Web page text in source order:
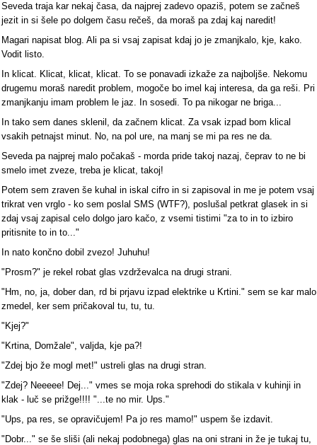
Seveda traja kar nekaj časa, da najprej zadevo opaziš, potem se začneš
jezit in si šele po dolgem času rečeš, da moraš pa zdaj kaj naredit!
Magari napisat blog. Ali pa si vsaj zapisat kdaj jo je zmanjkalo, kje, kako.
Vodit listo.
In klicat. Klicat, klicat, klicat. To se ponavadi izkaže za najboljše. Nekomu
drugemu moraš naredit problem, mogoče bo imel kaj interesa, da ga reši. Pri
zmanjkanju imam problem le jaz. In sosedi. To pa nikogar ne briga...
In tako sem danes sklenil, da začnem klicat. Za vsak izpad bom klical
vsakih petnajst minut. No, na pol ure, na manj se mi pa res ne da.
Seveda pa najprej malo počakaš - morda pride takoj nazaj, čeprav to ne bi
smelo imet zveze, treba je klicat, takoj!
Potem sem zraven še kuhal in iskal cifro in si zapisoval in me je potem vsaj
trikrat ven vrglo - ko sem poslal SMS (WTF?), poslušal petkrat glasek in si
zdaj vsaj zapisal celo dolgo jaro kačo, z vsemi tistimi "za to in to izbiro
pritisnite to in to..."
In nato končno dobil zvezo! Juhuhu!
"Prosm?" je rekel robat glas vzdrževalca na drugi strani.
"Hm, no, ja, dober dan, rd bi prjavu izpad elektrike u Krtini." sem se kar malo
zmedel, ker sem pričakoval tu, tu, tu.
"Kjej?"
"Krtina, Domžale", valjda, kje pa?!
"Zdej bjo že mogl met!" ustreli glas na drugi stran.
"Zdej? Neeeee! Dej..." vmes se moja roka sprehodi do stikala v kuhinji in
klak - luč se prižge!!!! "...te no mir. Ups."
"Ups, pa res, se opravičujem! Pa jo res mamo!" uspem še izdavit.
"Dobr..." se še sliši (ali nekaj podobnega) glas na oni strani in že je tukaj tu,